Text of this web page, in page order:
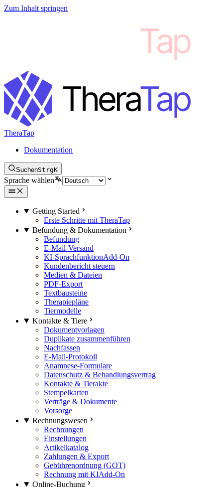
Zum Inhalt springen
TheraTap
Dokumentation
SuchenStrgK
Sprache wählen
Getting Started
Erste Schritte mit TheraTap
Befundung & Dokumentation
Befundung
E-Mail-Versand
KI-SprachfunktionAdd-On
Kundenbericht steuern
Medien & Dateien
PDF-Export
Textbausteine
Therapiepläne
Tiermodelle
Kontakte & Tiere
Dokumentvorlagen
Duplikate zusammenführen
Nachfassen
E-Mail-Protokoll
Anamnese-Formulare
Datenschutz & Behandlungsvertrag
Kontakte & Tierakte
Stempelkarten
Verträge & Dokumente
Vorsorge
Rechnungswesen
Rechnungen
Einstellungen
Artikelkatalog
Zahlungen & Export
Gebührenordnung (GOT)
Rechnung mit KIAdd-On
Online-Buchung